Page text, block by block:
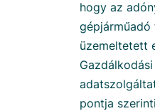
hogy az
üzemeltetett
pontja